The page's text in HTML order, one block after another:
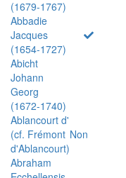
(1679-1767)
Abbadie
Jacques
(1654-1727)
Abicht
Johann
Georg
(1672-1740)
Ablancourt d'
(cf. Frémont
d'Ablancourt)
Non
Abraham